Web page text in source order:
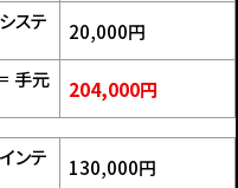
ステ
20,000円
手元
204,000円
ンテ
130,000円